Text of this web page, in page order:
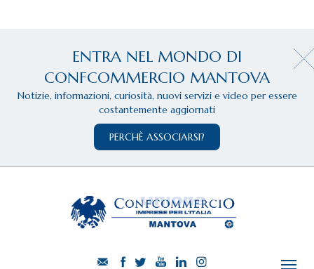
ENTRA NEL MONDO DI
CONFCOMMERCIO MANTOVA
Notizie, informazioni, curiosità, nuovi servizi e video per essere
costantemente aggiornati
PERCHÈ ASSOCIARSI?